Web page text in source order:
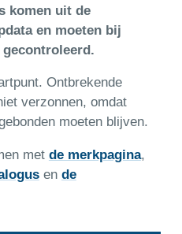
komen uit de
en moeten bij
Ontbrekende
verzonnen, omdat
moeten blijven.
met de merkpagina,
en de